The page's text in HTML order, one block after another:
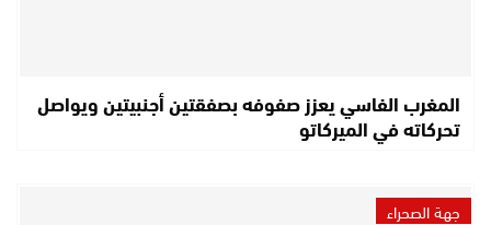
المغرب الفاسي يعزز صفوفه بصفقتين أجنبيتين ويواصل
تحركاته في الميركاتو
جهة الصحراء